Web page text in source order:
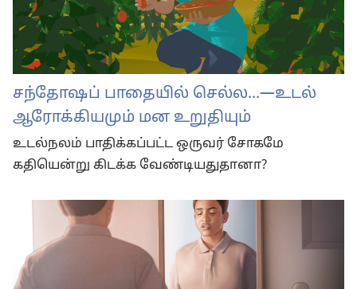
சந்தோஷப் பாதையில் செல்ல...—உடல்
ஆரோக்கியமும் மன உறுதியும்
உடல்நலம் பாதிக்கப்பட்ட ஒருவர் சோகமே
கதியென்று கிடக்க வேண்டியதுதானா?